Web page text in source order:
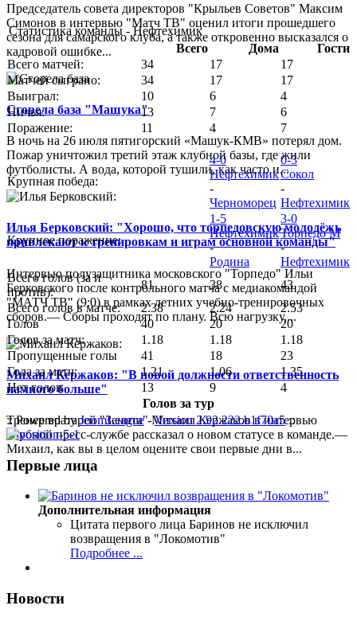
Председатель совета директоров "Крыльев Советов" Максим
Симонов в интервью "Матч ТВ" оценил итоги прошедшего
сезона для самарского клуба, а также откровенно высказался о
кадровой ошибке...
Сгорела база "Машука"
В ночь на 26 июля пятигорский «Машук-КМВ» потерял дом.
Пожар уничтожил третий этаж клубной базы, где жили
футболисты. А вода, которой тушили, как часто и...
Илья Берковский: "Хорошо, что торпедовскую молодёжь
привлекают к тренировкам и играм основной команды"
Интервью полузащитника московского "Торпедо" Ильи
Берковского после контрольного матча с медиакомандой
"МАТЧ ТВ" (9:0) в рамках летних учебно-тренировочных
сборов.— Сборы проходят по плану. Всю нагрузку,...
Михаил Кержаков: "В новой должности ответственность
намного больше"
Тренер вратарей "Зенита" Михаил Кержаков в интервью
клубной пресс-службе рассказал о новом статусе в команде.—
Михаил, как вы в целом оцените свои первые дни в...
Статистика команды - Нефтехимик
Всего
Дома
Гости
Всего матчей:
34 17
17
Матчей сыграно:
34 17
17
Выиграл:
10 6
4
Ничья:
13 7
6
Поражение:
11 4 7
Крупная победа:
4-0
Нефтехимик
-
Черноморец
0-3
Сокол
-
Нефтехимик
Крупное поражение:
1-5
Нефтехимик
-
Родина
3-0
Торпедо М
-
Нефтехимик
Всего голов (за и
против):
81 38
43
Всего голов в матче:
2.38 2.24
2.53
Голов
40 20
20
Голов за матч:
1.18 1.18
1.18
Пропущенные голы
41 18
23
Гола за матч:
1.21 1.06
1.35
Нет голов
13 9
4
Голов за тур
:: Powered byJoomLeague-Version 2.92.222.b1f70a5::
Первые лица
Дополнительная информация
Цитата первого лица Баринов не исключил
возвращения в "Локомотив"
Подробнее ...
Новости